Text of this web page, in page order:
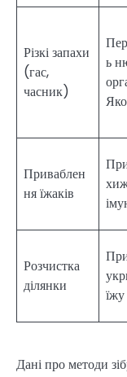
Різкі запахи
(гас,
часник)
ь
Приваблен
ня їжаків
Розчистка
ділянки
їжу
Дані про методи